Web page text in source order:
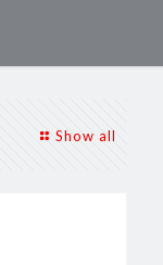
Show all